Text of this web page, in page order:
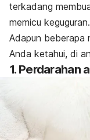
terkadang
memicu keguguran.
Adapun beberapa
Anda ketahui, di
1. Perdarahan